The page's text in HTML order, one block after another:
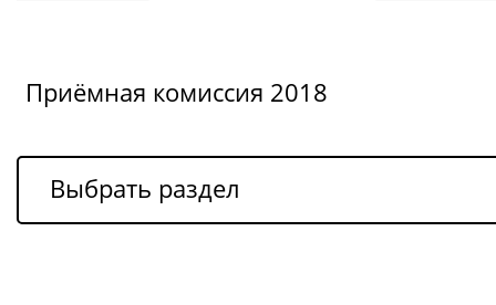
Приёмная комиссия 2018
Выбрать раздел